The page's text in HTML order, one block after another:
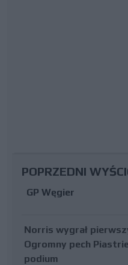
POPRZEDNI
GP Węgier
Norris wygrał
Ogromny pech
podium